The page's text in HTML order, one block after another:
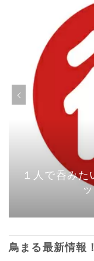
１人で呑み
鳥まる最新情報！